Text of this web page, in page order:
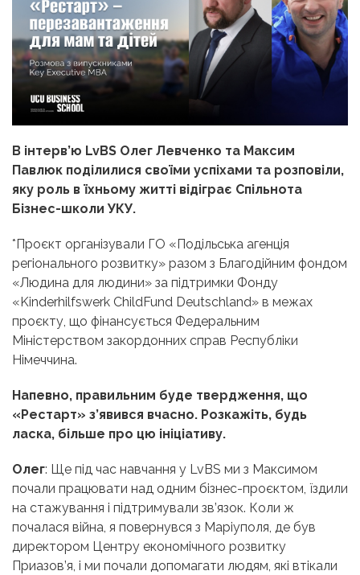
В інтерв’ю LvBS Олег Левченко та Максим
Павлюк поділилися своїми успіхами та розповіли,
яку роль в їхньому житті відіграє Спільнота
Бізнес-школи УКУ.
* Проєкт організували ГО «Подільська агенція
регіонального розвитку» разом з Благодійним фондом
«Людина для людини» за підтримки Фонду
«Kinderhilfswerk ChildFund Deutschland» в межах
проєкту, що фінансується Федеральним
Міністерством закордонних справ Республіки
Німеччина.
Напевно, правильним буде твердження, що
«Рестарт» з’явився вчасно. Розкажіть, будь
ласка, більше про цю ініціативу.
Олег: Ще під час навчання у LvBS ми з Максимом
почали працювати над одним бізнес-проєктом, їздили
на стажування і підтримували зв’язок. Коли ж
почалася війна, я повернувся з Маріуполя, де був
директором Центру економічного розвитку
Приазов’я, і ми почали допомагати людям, які втікали